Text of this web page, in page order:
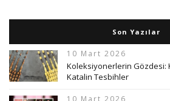
Son Yazılar
10 Mart 2026
Koleksiyonerlerin Gözdesi:
Katalin Tesbihler
10 Mart 2026